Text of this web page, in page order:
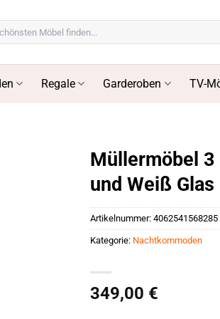
Regale Garderoben TV-
Müllermöbel 3
und Weiß
349,00 €
Artikelnummer: 4062541568285
Kategorie: Nachtkommoden